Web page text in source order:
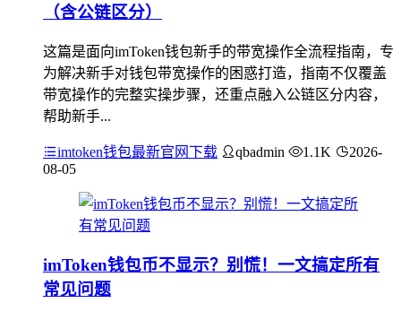
（含公链区分）
这篇是面向imToken钱包新手的带宽操作全流程指南，专
为解决新手对钱包带宽操作的困惑打造，指南不仅覆盖
带宽操作的完整实操步骤，还重点融入公链区分内容，
帮助新手...
imtoken钱包最新官网下载 qbadmin 1.1K
2026-
08-05
imToken钱包币不显示？别慌！一文搞定所有
常见问题